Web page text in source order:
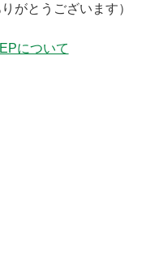
がとうございます）
について